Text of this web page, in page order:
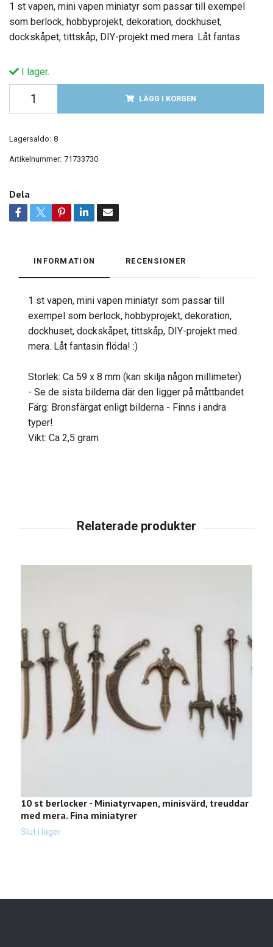
1 st vapen, mini vapen miniatyr som passar till exempel
som berlock, hobbyprojekt, dekoration, dockhuset,
dockskåpet, tittskåp, DIY-projekt med mera. Låt fantas
I lager.
LÄGG I KORGEN
Lagersaldo: 8
Artikelnummer: 71733730
Dela
INFORMATION RECENSIONER
1 st vapen, mini vapen miniatyr som passar till
exempel som berlock, hobbyprojekt, dekoration,
dockhuset, dockskåpet, tittskåp, DIY-projekt med
mera. Låt fantasin flöda! :)
Storlek: Ca 59 x 8 mm (kan skilja någon millimeter)
- Se de sista bilderna där den ligger på måttbandet
Färg: Bronsfärgat enligt bilderna - Finns i andra
typer!
Vikt: Ca 2,5 gram
10 st berlocker - Miniatyrvapen, minisvärd, treuddar
med mera. Fina miniatyrer
Slut i lager